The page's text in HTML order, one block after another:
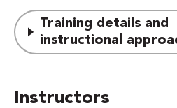
Training details and
instructional
Instructors